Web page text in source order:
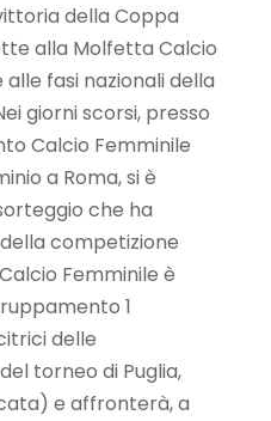
della Coppa
alla Molfetta Calcio
fasi nazionali della
giorni scorsi, presso
Calcio Femminile
a Roma, si è
che ha
competizione
Femminile è
1
delle
torneo di Puglia,
e affronterà, a